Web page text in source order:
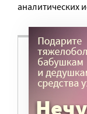
аналитических
ВАМ
ТЕМУ
ПОРТАЛ!
Мы просим